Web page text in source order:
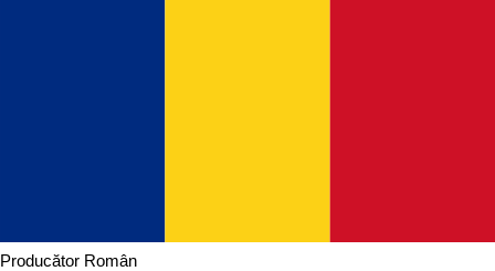
Producător Român